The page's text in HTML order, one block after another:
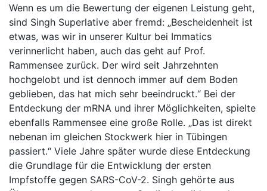
Wenn es um die Bewertung der eigenen Leistung geht,
sind Singh Superlative aber fremd: „Bescheidenheit ist
etwas, was wir in unserer Kultur bei Immatics
verinnerlicht haben, auch das geht auf Prof.
Rammensee zurück. Der wird seit Jahrzehnten
hochgelobt und ist dennoch immer auf dem Boden
geblieben, das hat mich sehr beeindruckt.“ Bei der
Entdeckung der mRNA und ihrer Möglichkeiten, spielte
ebenfalls Rammensee eine große Rolle. „Das ist direkt
nebenan im gleichen Stockwerk hier in Tübingen
passiert.“ Viele Jahre später wurde diese Entdeckung
die Grundlage für die Entwicklung der ersten
Impfstoffe gegen SARS-CoV-2. Singh gehörte aus